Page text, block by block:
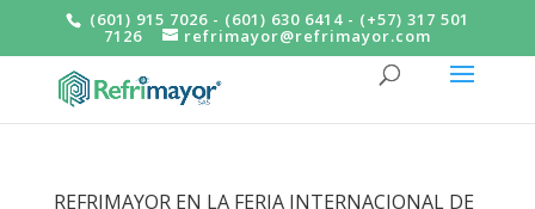
(601) 915 7026 - (601) 630 6414 - (+57) 317 501
7126 refrimayor@refrimayor.com
REFRIMAYOR EN LA FERIA INTERNACIONAL DE